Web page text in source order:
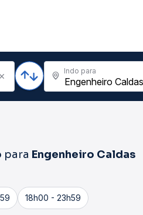
Indo para
para Engenheiro Caldas
18h00 - 23h59